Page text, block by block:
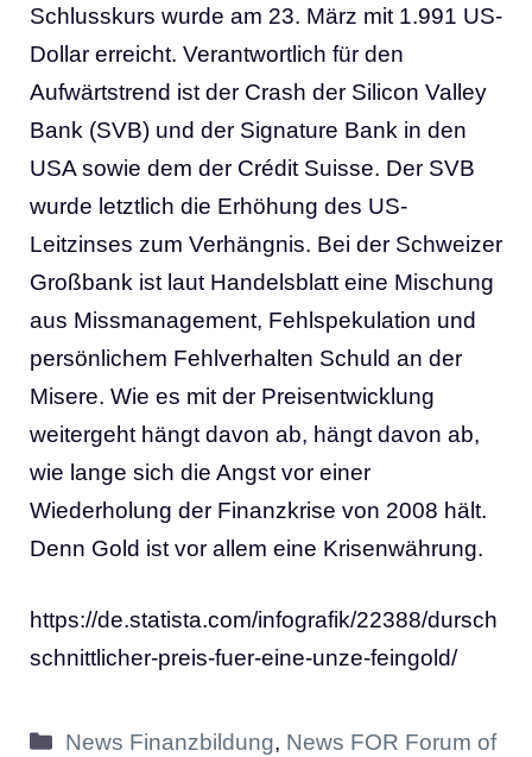
Schlusskurs wurde am 23. März mit 1.991 US-
Dollar erreicht. Verantwortlich für den
Aufwärtstrend ist der Crash der Silicon Valley
Bank (SVB) und der Signature Bank in den
USA sowie dem der Crédit Suisse. Der SVB
wurde letztlich die Erhöhung des US-
Leitzinses zum Verhängnis. Bei der Schweizer
Großbank ist laut Handelsblatt eine Mischung
aus Missmanagement, Fehlspekulation und
persönlichem Fehlverhalten Schuld an der
Misere. Wie es mit der Preisentwicklung
weitergeht hängt davon ab, hängt davon ab,
wie lange sich die Angst vor einer
Wiederholung der Finanzkrise von 2008 hält.
Denn Gold ist vor allem eine Krisenwährung.
https://de.statista.com/infografik/22388/dursch
schnittlicher-preis-fuer-eine-unze-feingold/
Kategorien
News Finanzbildung, News FOR Forum of